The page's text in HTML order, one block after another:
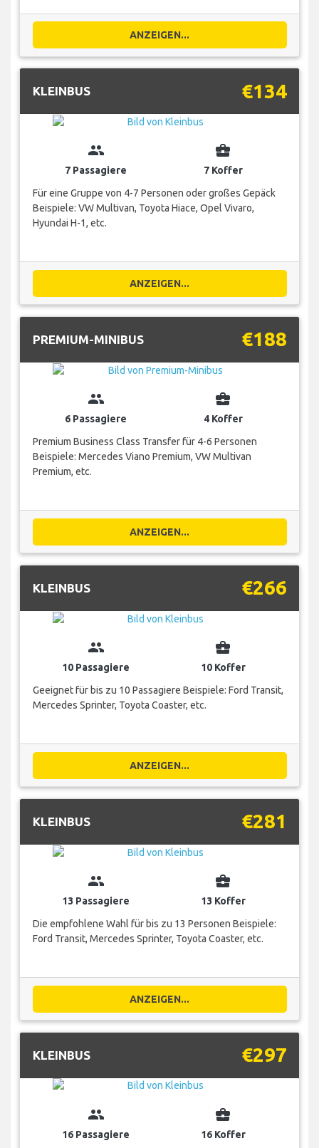
ANZEIGEN...
KLEINBUS €134
group
7 Passagiere
business_center
7 Koffer
Für eine Gruppe von 4-7 Personen oder großes Gepäck
Beispiele: VW Multivan, Toyota Hiace, Opel Vivaro,
Hyundai H-1, etc.
ANZEIGEN...
PREMIUM-MINIBUS €188
group
6 Passagiere
business_center
4 Koffer
Premium Business Class Transfer für 4-6 Personen
Beispiele: Mercedes Viano Premium, VW Multivan
Premium, etc.
ANZEIGEN...
KLEINBUS €266
group
10 Passagiere
business_center
10 Koffer
Geeignet für bis zu 10 Passagiere Beispiele: Ford Transit,
Mercedes Sprinter, Toyota Coaster, etc.
ANZEIGEN...
KLEINBUS €281
group
13 Passagiere
business_center
13 Koffer
Die empfohlene Wahl für bis zu 13 Personen Beispiele:
Ford Transit, Mercedes Sprinter, Toyota Coaster, etc.
ANZEIGEN...
KLEINBUS €297
group
16 Passagiere
business_center
16 Koffer